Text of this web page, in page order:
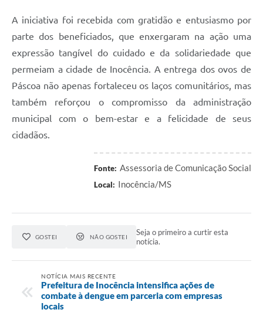
A iniciativa foi recebida com gratidão e entusiasmo por
parte dos beneficiados, que enxergaram na ação uma
expressão tangível do cuidado e da solidariedade que
permeiam a cidade de Inocência. A entrega dos ovos de
Páscoa não apenas fortaleceu os laços comunitários, mas
também reforçou o compromisso da administração
municipal com o bem-estar e a felicidade de seus
cidadãos.
Fonte: Assessoria de Comunicação Social
Local: Inocência/MS
GOSTEI NÃO GOSTEI
Seja o primeiro a curtir esta
notícia.
NOTÍCIA MAIS RECENTE
Prefeitura de Inocência intensifica ações de
combate à dengue em parceria com empresas
locais